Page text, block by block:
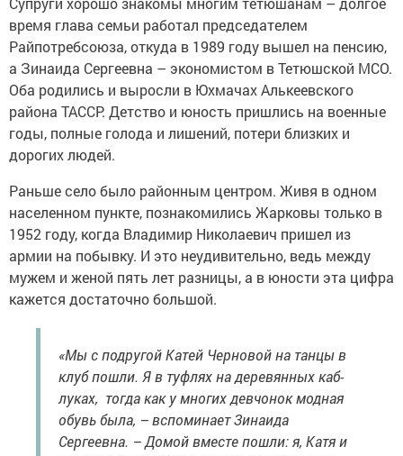
время глава семьи работал председателем
Райпотребсоюза, откуда в 1989 году вышел на пенсию,
а Зинаида Сергеевна – экономистом в Тетюшской МСО.
Оба родились и выросли в Юхмачах Алькеевского
района ТАССР. Детство и юность пришлись на военные
годы, полные голода и лишений, потери близких и
дорогих людей.
Раньше село было районным цент­ром. Живя в одном
населенном пунк­те, познакомились Жарковы только в
1952 году, когда Владимир Николаевич пришел из
армии на побывку. И это неудивительно, ведь между
мужем и женой пять лет разницы, а в юности эта цифра
кажется достаточно большой.
«Мы с подругой Катей Черновой на танцы в
клуб пошли. Я в туфлях на деревянных каб­
луках, тогда как у многих девчонок модная
обувь была, – вспоминает Зинаида
Сергеевна. – Домой вместе пошли: я, Катя и